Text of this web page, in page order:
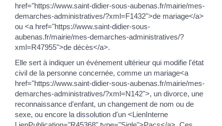
href="https://www.saint-didier-sous-aubenas.fr/mairie/mes-
demarches-administratives/?xml=F1432">de mariage</a>
ou <a href="https://www.saint-didier-sous-
aubenas.fr/mairie/mes-demarches-administratives/?
xml=R47955">de décès</a>.
Elle sert à indiquer un événement ultérieur qui modifie l'état
civil de la personne concernée, comme un mariage<a
href="https://www.saint-didier-sous-aubenas.fr/mairie/mes-
demarches-administratives/?xml=N142">, un divorce, une
reconnaissance d'enfant, un changement de nom ou de
sexe, ou encore la dissolution d'un <LienInterne